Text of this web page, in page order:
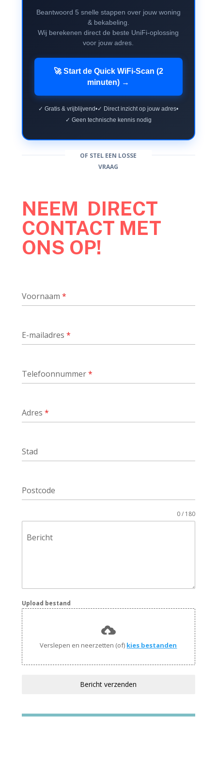
Beantwoord 5 snelle stappen over jouw woning
& bekabeling.
Wij berekenen direct de beste UniFi-oplossing
voor jouw adres.
🚀 Start de Quick WiFi-Scan (2
minuten) →
✓ Gratis & vrijblijvend•✓ Direct inzicht op jouw adres•
✓ Geen technische kennis nodig
OF STEL EEN LOSSE
VRAAG
NEEM DIRECT
CONTACT MET
ONS OP!
Voornaam *
E-mailadres *
Telefoonnummer*
Adres *
Stad
Postcode
Bericht
0 / 180
Upload bestand
Verslepen en neerzetten (of) kies bestanden
Bericht verzenden